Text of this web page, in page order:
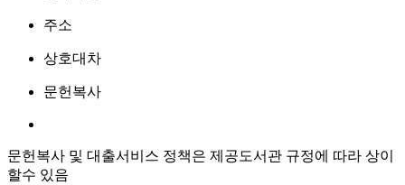
주소
상호대차
문헌복사
문헌복사 및 대출서비스 정책은 제공도서관 규정에 따라 상이
할수 있음